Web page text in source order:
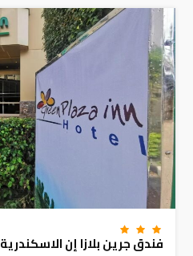
فندق جرين بلازا إن الاسكندرية